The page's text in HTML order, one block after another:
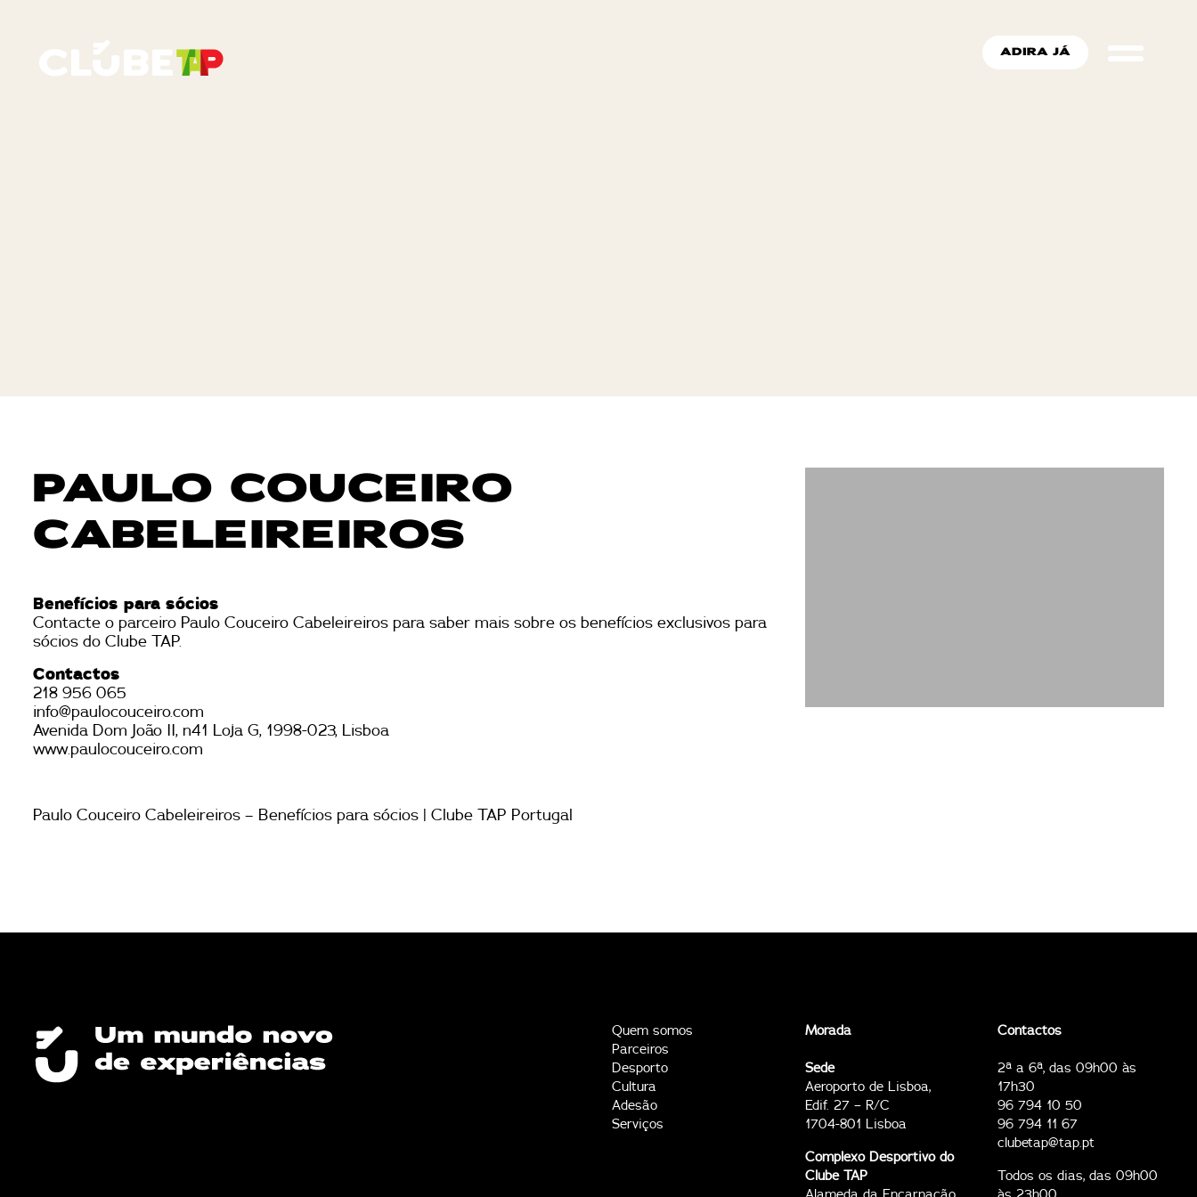
ADIRA JÁ
PAULO COUCEIRO
CABELEIREIROS
Benefícios para sócios
Contacte o parceiro Paulo Couceiro Cabeleireiros para saber mais sobre os benefícios exclusivos para
sócios do Clube TAP.
Contactos
218 956 065
info@paulocouceiro.com
Avenida Dom João II, n41 Loja G, 1998-023, Lisboa
www.paulocouceiro.com
Paulo Couceiro Cabeleireiros – Benefícios para sócios | Clube TAP Portugal
Quem somos
Parceiros
Desporto
Cultura
Adesão
Serviços
Morada
Sede
Aeroporto de Lisboa,
Edif. 27 – R/C
1704-801 Lisboa
Complexo Desportivo do
Clube TAP
Contactos
2ª a 6ª, das 09h00 às
17h30
96 794 10 50
96 794 11 67
clubetap@tap.pt
Todos os dias, das 09h00